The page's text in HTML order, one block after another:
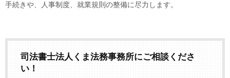
手続きや、人事制度、就業規則の整備に尽力します。
司法書士法人くま法務事務所にご相談くださ
い！